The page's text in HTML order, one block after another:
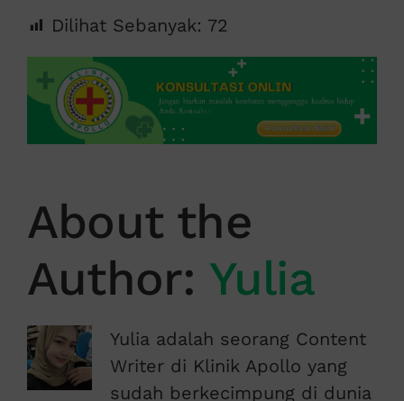
Dilihat Sebanyak: 72
About the
Author: Yulia
Yulia adalah seorang Content
Writer di Klinik Apollo yang
sudah berkecimpung di dunia